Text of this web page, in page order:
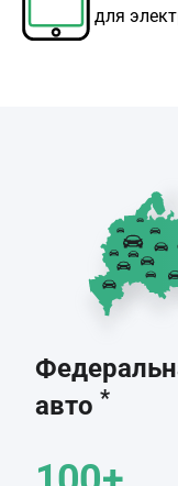
для
авто *